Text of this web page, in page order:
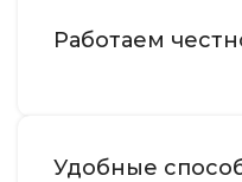
Работаем
Удобные